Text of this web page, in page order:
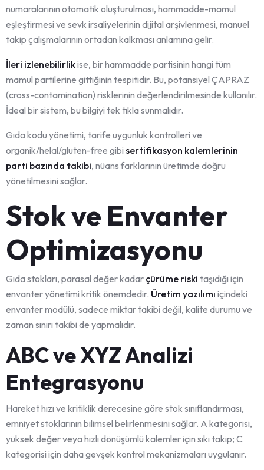
numaralarının otomatik oluşturulması, hammadde-mamul
eşleştirmesi ve sevk irsaliyelerinin dijital arşivlenmesi, manuel
takip çalışmalarının ortadan kalkması anlamına gelir.
İleri izlenebilirlikise, bir hammadde partisinin hangi tüm
mamul partilerine gittiğinin tespitidir. Bu, potansiyel ÇAPRAZ
(cross-contamination) risklerinin değerlendirilmesinde kullanılır.
İdeal bir sistem, bu bilgiyi tek tıkla sunmalıdır.
Gıda kodu yönetimi, tarife uygunluk kontrolleri ve
organik/helal/gluten-free gibi sertifikasyon kalemlerinin
parti bazında takibi, nüans farklarının üretimde doğru
yönetilmesini sağlar.
Stok ve Envanter
Optimizasyonu
Gıda stokları, parasal değer kadar çürüme riski taşıdığı için
envanter yönetimi kritik önemdedir. Üretim yazılımı içindeki
envanter modülü, sadece miktar takibi değil, kalite durumu ve
zaman sınırı takibi de yapmalıdır.
ABC ve XYZ Analizi
Entegrasyonu
Hareket hızı ve kritiklik derecesine göre stok sınıflandırması,
emniyet stoklarının bilimsel belirlenmesini sağlar. A kategorisi,
yüksek değer veya hızlı dönüşümlü kalemler için sıkı takip; C
kategorisi için daha gevşek kontrol mekanizmaları uygulanır.